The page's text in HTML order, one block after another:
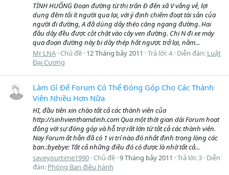
TÌNH HUỐNG Đoạn đường từ thị trấn Đ đến xã V vắng vẻ, lợi
dụng đêm tối ít người qua lại, với ý định chiếm đoạt tài sản của
người đi đường, A đã dùng dây théo căng ngang đường. Hai
đầu dây đều được cột chặt vào cây ven đường. Chị N đi xe máy
qua đoạn đường này bị dây thép hất ngược trở lại, nằm...
Mr LNA Chủ đề 12 Tháng bảy 2011 Trả lời: 4 Diễn đàn: Luật
Đại Cương
Làm Gì Để Forum Có Thể Đóng Góp Cho Các Thành
Viên Nhiều Hơn Nữa
HI, đầu tiên xin chào tất cả các thành viên của
http://sinhvienthamdinh.com Qua một thời gian dài Forum hoạt
động với sự đóng góp và hỗ trợ rất lớn từ tất cả các thành viên.
Nay Forum ắt hẳn đã có 1 vị trí nào đó nhất định trong lòng các
bạn.:byebye: Tất cả những điều đó có được là nhờ tất cả...
saveyourtime1990 Chủ đề 9 Tháng bảy 2011 Trả lời: 3 Diễn
đàn: Phòng Ban điều hành